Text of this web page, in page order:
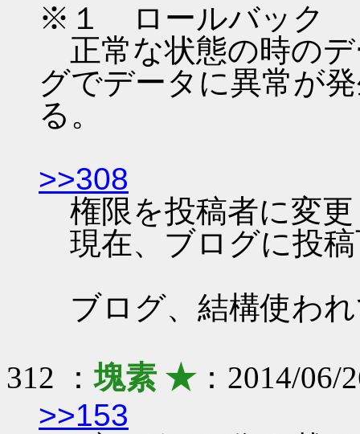
※１ ロールバック
正常な状態の時の
グでデータに異常が
る。
>>308
権限を投稿者に変
現在、ブログに投
ブログ、結構使わ
312 ：塊素 ★：2014/06/
>>153